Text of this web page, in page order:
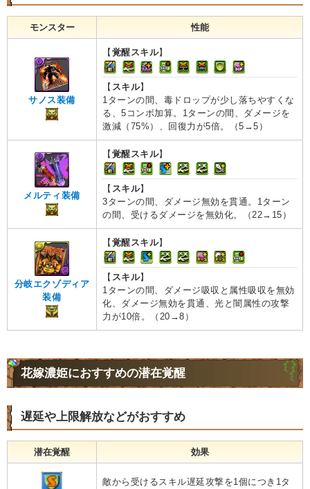
モンスター 性能
サノス装備
【 覚醒スキル】
【 スキル】
1ターンの間、毒ドロップが少し落ちやすくな
る、5コンボ加算。1ターンの間、ダメージを
激減（75%）、回復力が5倍。（5→5）
メルティ装備
【 覚醒スキル】
【 スキル】
3ターンの間、ダメージ無効を貫通。1ターン
の間、受けるダメージを無効化。（22→15）
分岐エクゾディア
装備
【 覚醒スキル】
【 スキル】
1ターンの間、ダメージ吸収と属性吸収を無効
化、ダメージ無効を貫通、光と闇属性の攻撃
力が10倍。（20→8）
花嫁濃姫におすすめの潜在覚醒
遅延や上限解放などがおすすめ
潜在覚醒 効果
敵から受けるスキル遅延攻撃を1個につき1タ